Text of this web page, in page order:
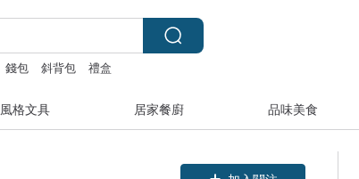
錢包 斜背包 禮盒
風格文具 居家餐廚 品味美食